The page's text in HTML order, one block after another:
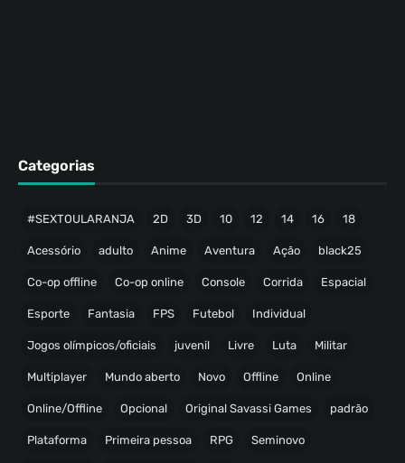
Categorias
#SEXTOULARANJA 2D 3D 10 12 14 16 18
Acessório adulto Anime Aventura Ação black25
Co-op offline Co-op online Console Corrida Espacial
Esporte Fantasia FPS Futebol Individual
Jogos olímpicos/oficiais juvenil Livre Luta Militar
Multiplayer Mundo aberto Novo Offline Online
Online/Offline Opcional Original Savassi Games padrão
Plataforma Primeira pessoa RPG Seminovo